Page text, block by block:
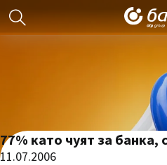
77% като чуят за банка,
11.07.2006